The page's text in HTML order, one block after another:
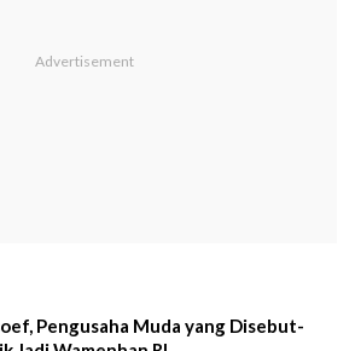
Pengusaha Muda yang Disebut-